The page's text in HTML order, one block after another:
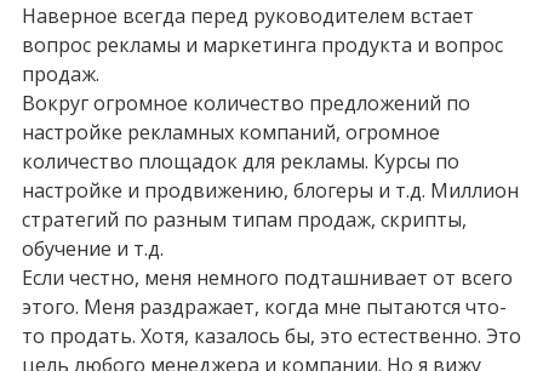
Наверное всегда перед руководителем встает
вопрос рекламы и маркетинга продукта и вопрос
продаж.
Вокруг огромное количество предложений по
настройке рекламных компаний, огромное
количество площадок для рекламы. Курсы по
настройке и продвижению, блогеры и т.д. Миллион
стратегий по разным типам продаж, скрипты,
обучение и т.д.
Если честно, меня немного подташнивает от всего
этого. Меня раздражает, когда мне пытаются что-
то продать. Хотя, казалось бы, это естественно. Это
цель любого менеджера и компании. Но я вижу